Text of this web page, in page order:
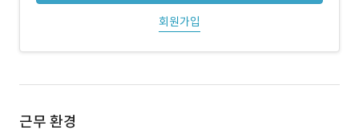
회원가입
근무 환경